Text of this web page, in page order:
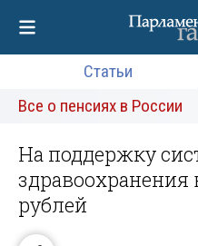
Статьи
Все о пенсиях в России
На поддержку
рублей